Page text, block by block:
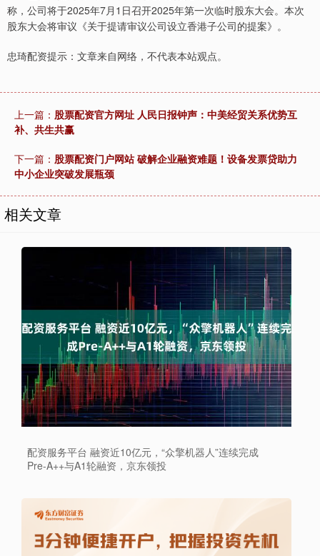
称，公司将于2025年7月1日召开2025年第一次临时股东大会。本次
股东大会将审议《关于提请审议公司设立香港子公司的提案》。
忠琦配资提示：文章来自网络，不代表本站观点。
上一篇： 股票配资官方网址 人民日报钟声：中美经贸关系优势互
补、共生共赢
下一篇： 股票配资门户网站 破解企业融资难题！设备发票贷助力
中小企业突破发展瓶颈
相关文章
配资服务平台 融资近10亿元，“众擎机器人”连续完成
Pre-A++与A1轮融资，京东领投